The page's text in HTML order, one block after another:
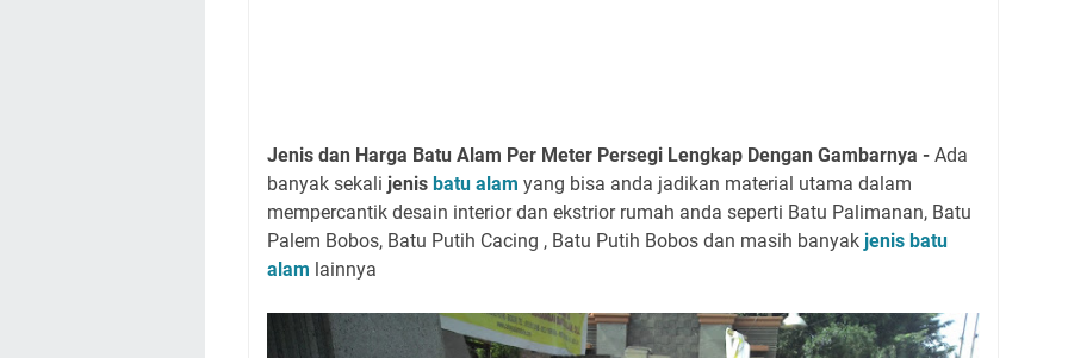
Jenis dan Harga Batu Alam Per Meter Persegi Lengkap Dengan Gambarnya - Ada
banyak sekali jenis batu alam yang bisa anda jadikan material utama dalam
mempercantik desain interior dan ekstrior rumah anda seperti Batu Palimanan, Batu
Palem Bobos, Batu Putih Cacing , Batu Putih Bobos dan masih banyak jenis batu
alam lainnya